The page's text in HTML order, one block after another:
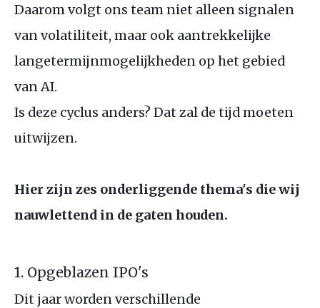
Daarom volgt ons team niet alleen signalen
van volatiliteit, maar ook aantrekkelijke
langetermijnmogelijkheden op het gebied
van AI.
Is deze cyclus anders? Dat zal de tijd moeten
uitwijzen.
Hier zijn zes onderliggende thema's die wij
nauwlettend in de gaten houden.
1. Opgeblazen IPO's
Dit jaar worden verschillende